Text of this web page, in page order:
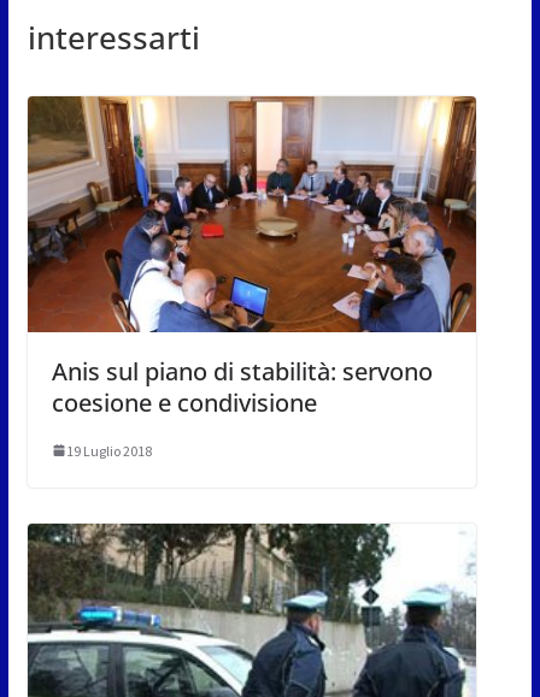
interessarti
Anis sul piano di stabilità: servono
coesione e condivisione
19 Luglio 2018